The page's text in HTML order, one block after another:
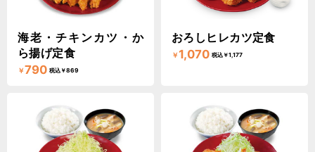
海老・チキンカツ・か
ら揚げ定食
￥790 税込￥869
おろしヒレカツ定食
￥1,070 税込￥1,177